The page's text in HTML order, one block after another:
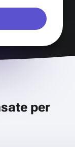
per